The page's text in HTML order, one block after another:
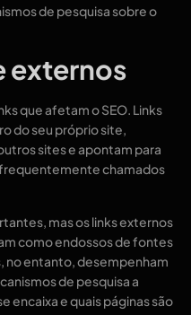
de pesquisa sobre o
externos
que afetam o SEO. Links
do seu próprio site,
sites e apontam para
frequentemente chamados
mas os links externos
como endossos de fontes
no entanto, desempenham
de pesquisa a
encaixa e quais páginas são